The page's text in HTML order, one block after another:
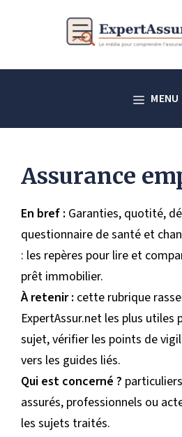
MENU
Assurance
En bref : Garanties, quotité,
questionnaire de santé et
: les repères pour lire et
prêt immobilier.
À retenir : cette rubrique
ExpertAssur.net les plus utiles
sujet, vérifier les points de
vers les guides liés.
Qui est concerné ?
assurés, professionnels ou
les sujets traités.